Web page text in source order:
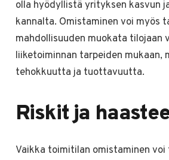
olla hyödyllistä yrityksen kasvun
kannalta. Omistaminen voi myös
mahdollisuuden muokata tilojaan
liiketoiminnan tarpeiden mukaan,
tehokkuutta ja tuottavuutta.
Riskit ja
Vaikka toimitilan omistaminen